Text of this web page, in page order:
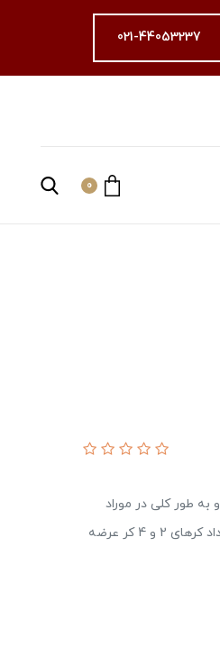
021-44053237
0
طور کلی در موراد
اضطراری که نیاز به ارتباط فیبر نوری دارند مورد استفاده قرار می‌گیرند. این نوع کابلها با تعداد کرهای 2 و 4 کر عرضه